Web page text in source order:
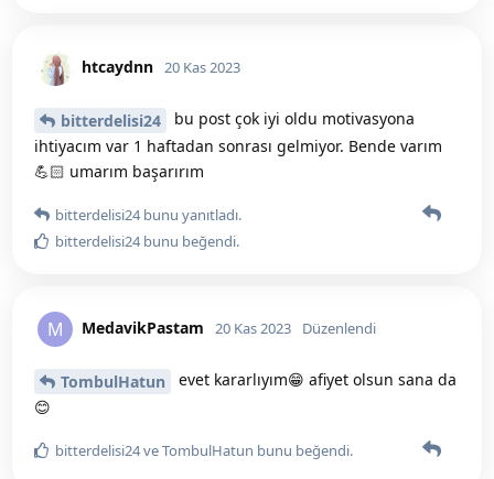
htcaydnn 20 Kas 2023
bitterdelisi24
bu post çok iyi oldu motivasyona
ihtiyacım var 1 haftadan sonrası gelmiyor. Bende varım
💪🏻 umarım başarırım
bitterdelisi24bunu yanıtladı.
bitterdelisi24bunu beğendi.
M MedavikPastam 20 Kas 2023 Düzenlendi
TombulHatun
evet kararlıyım😁 afiyet olsun sana da
😊
bitterdelisi24veTombulHatun bunu beğendi.